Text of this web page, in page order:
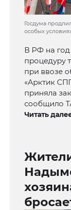
Госдума
особых
В РФ на
процедуру
при ввозе
«Арктик
приняла
сообщило
Читать